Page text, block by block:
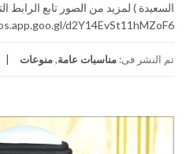
السعيدة ) لمزيد من الصور تابع الرابط
d2Y14EvSt11hMZoF6 […]
تم النشر فى: مناسبات عامة,منوعات